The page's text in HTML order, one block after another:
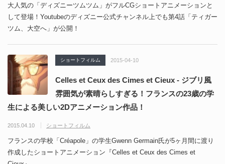
大人気の「ディズニーツムツム」がフルCGショートアニメーショ­ンと
して登場！Youtubeのディズニー公式チャンネル上でも第4話「ティガー
ツム、大空へ」が公開！
ショートフィルム 2015-04-10
Celles et Ceux des Cimes et Cieux - ジブリ風
雰囲気が素晴らしすぎる！フランスの23歳の学
生による美しい2Dアニメーション作品！
2015.04.10 ショートフィルム
フランスの学校「Créapole」の学生Gwenn Germain氏が5ヶ月間に渡り
作成したショートアニメーション『Celles et Ceux des Cimes et